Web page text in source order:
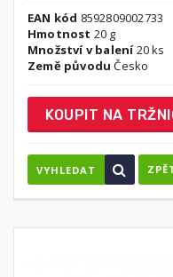
EAN kód 8592809002733
Hmotnost 20 g
Množství v balení20 ks
Země původu Česko
KOUPIT NA
VYHLEDAT